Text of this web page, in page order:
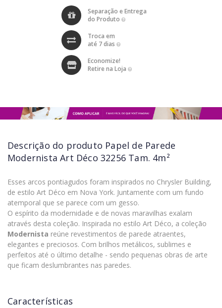
Separação e Entrega
do Produto
Troca em
até 7 dias
Economize!
Retire na Loja
Descrição do produto Papel de Parede
Modernista Art Déco 32256 Tam. 4m²
Esses arcos pontiagudos foram inspirados no Chrysler Building,
de estilo Art Déco em Nova York. Juntamente com um fundo
atemporal que se parece com um gesso.
O espírito da modernidade e de novas maravilhas exalam
através desta coleção. Inspirada no estilo Art Déco, a coleção
Modernista reúne revestimentos de parede atraentes,
elegantes e preciosos. Com brilhos metálicos, sublimes e
perfeitos até o último detalhe - sendo pequenas obras de arte
que ficam deslumbrantes nas paredes.
Características